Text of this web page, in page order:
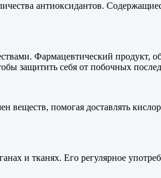
антиоксидантов.
Фармацевтический
защитить себя от побочных
помогая доставлять
и тканях. Его регулярное